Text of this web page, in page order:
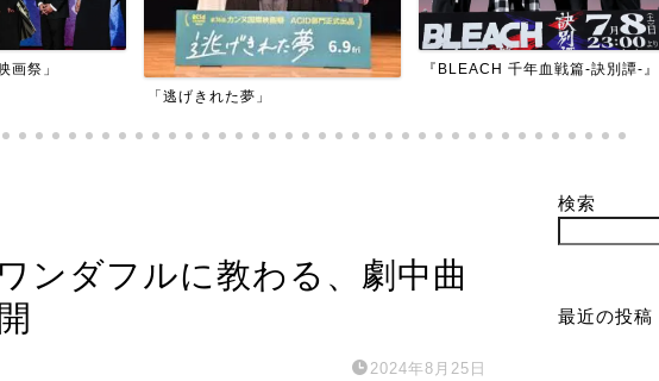
画祭」
「逃げきれた夢」
『BLEACH 千年血戦篇-訣別譚-』
ンダフルに教わる、劇中曲
2024年8月25日
検索
最近の投稿